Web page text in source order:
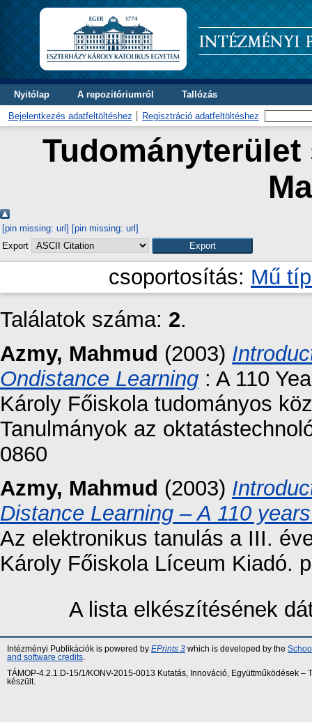
Nyitólap A repozitóriumról Tallózás
Bejelentkezés adatfeltöltéshez Regisztráció adatfeltöltéshez
[pin missing: url] [pin missing: url]
Export
csoportosítás: Mű
Találatok száma: 2.
Azmy, Mahmud (2003)
Ondistance Learning : A 110
Károly Főiskola tudományos
Tanulmányok az
0860
Azmy, Mahmud (2003)
Distance Learning – A 110
Az elektronikus tanulás a III.
Károly Főiskola Líceum Kiadó.
A lista elkészítésének
Intézményi Publikációk is powered by EPrints 3 which is developed by the
and software credits
TÁMOP-4.2.1.D-15/1/KONV-2015-0013 Kutatás, Innováció, Együttműködések
készült.